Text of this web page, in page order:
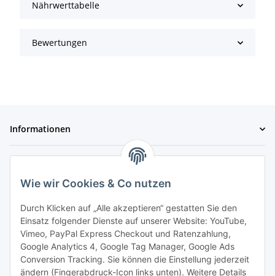
Wie wir Cookies & Co nutzen
Durch Klicken auf „Alle akzeptieren“ gestatten Sie den
Einsatz folgender Dienste auf unserer Website: YouTube,
Vimeo, PayPal Express Checkout und Ratenzahlung,
Google Analytics 4, Google Tag Manager, Google Ads
Conversion Tracking. Sie können die Einstellung jederzeit
ändern (Fingerabdruck-Icon links unten). Weitere Details
Nährwerttabelle
Bewertungen
Informationen